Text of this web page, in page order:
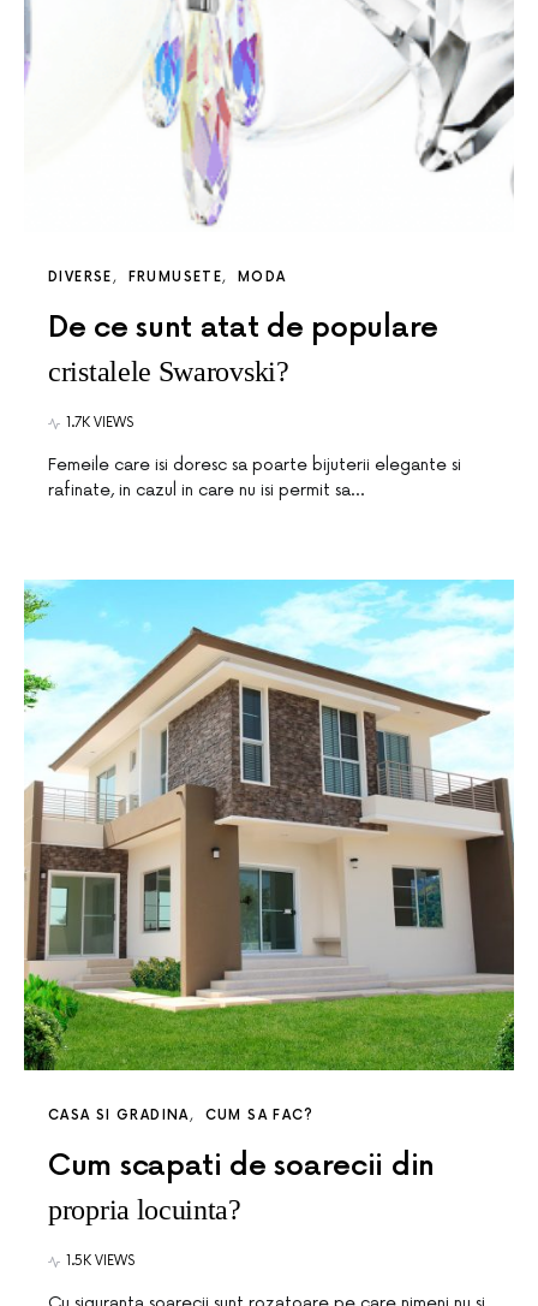
DIVERSE FRUMUSETE MODA
De ce sunt atat de populare
cristalele Swarovski?
1.7K VIEWS
Femeile care isi doresc sa poarte bijuterii elegante si
rafinate, in cazul in care nu isi permit sa…
CASA SI GRADINA CUM SA FAC?
Cum scapati de soarecii din
propria locuinta?
1.5K VIEWS